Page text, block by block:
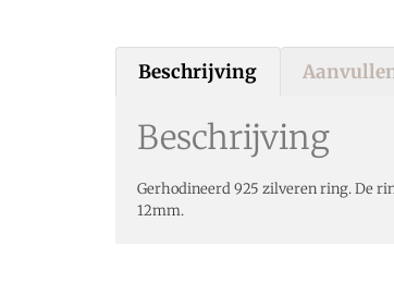
Beschrijving
Beschrijving
Gerhodineerd 925 zilveren ring. De
12mm.